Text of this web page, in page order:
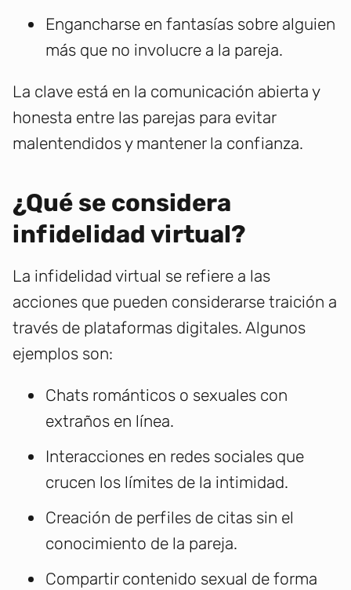
Engancharse en fantasías sobre alguien
más que no involucre a la pareja.
La clave está en la comunicación abierta y
honesta entre las parejas para evitar
malentendidos y mantener la confianza.
¿Qué se considera
infidelidad virtual?
La infidelidad virtual se refiere a las
acciones que pueden considerarse traición a
través de plataformas digitales. Algunos
ejemplos son:
Chats románticos o sexuales con
extraños en línea.
Interacciones en redes sociales que
crucen los límites de la intimidad.
Creación de perfiles de citas sin el
conocimiento de la pareja.
Compartir contenido sexual de forma